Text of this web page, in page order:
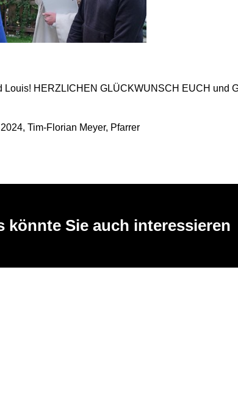
Louis! HERZLICHEN GLÜCKWUNSCH EUCH und
Tim-Florian Meyer, Pfarrer
könnte Sie auch interessieren